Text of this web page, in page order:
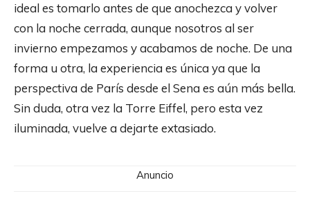
ideal es tomarlo antes de que anochezca y volver
con la noche cerrada, aunque nosotros al ser
invierno empezamos y acabamos de noche. De una
forma u otra, la experiencia es única ya que la
perspectiva de París desde el Sena es aún más bella.
Sin duda, otra vez la Torre Eiffel, pero esta vez
iluminada, vuelve a dejarte extasiado.
Anuncio